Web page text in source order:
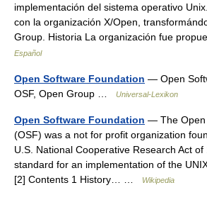
implementación del sistema operativo
con la organización X/Open,
Group. Historia La organización fue
Español
Open Software Foundation — Open
OSF, Open Group …
Universal-Lexikon
Open Software Foundation — The Open
(OSF) was a not for profit organization
U.S. National Cooperative Research Act
standard for an implementation of the
[2] Contents 1 History… …
Wikipedia